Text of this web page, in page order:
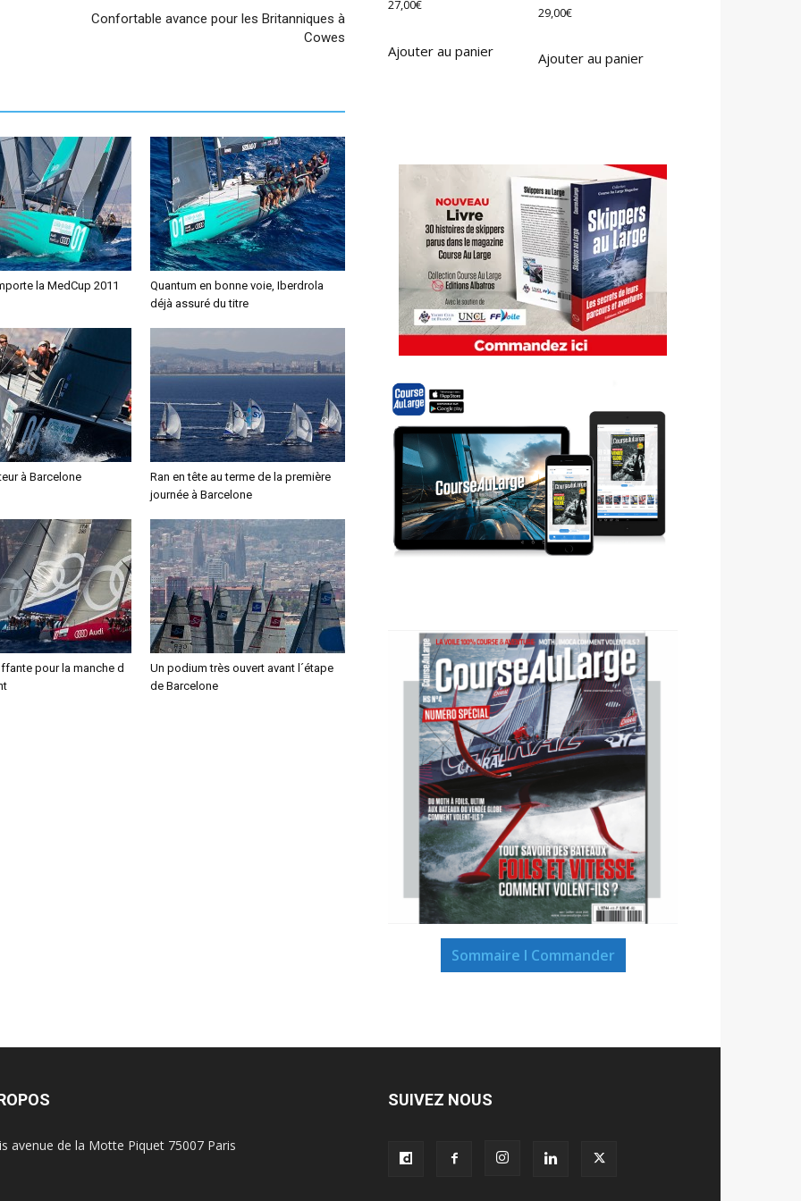
Confortable avance pour les Britanniques à
Cowes
la MedCup 2011
Quantum en bonne voie, Iberdrola
déjà assuré du titre
à Barcelone
Ran en tête au terme de la première
journée à Barcelone
pour la manche d
Un podium très ouvert avant l´étape
de Barcelone
27,00€
Ajouter au panier
29,00€
Ajouter au panier
Sommaire I Commander
avenue de la Motte Piquet 75007 Paris
SUIVEZ NOUS